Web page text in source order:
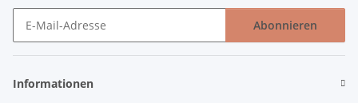
Abonnieren
Informationen